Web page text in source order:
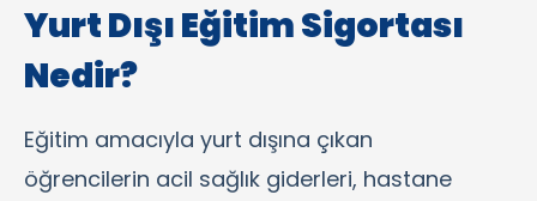
Yurt Dışı Eğitim Sigortası
Nedir?
Eğitim amacıyla yurt dışına çıkan
öğrencilerin acil sağlık giderleri, hastane